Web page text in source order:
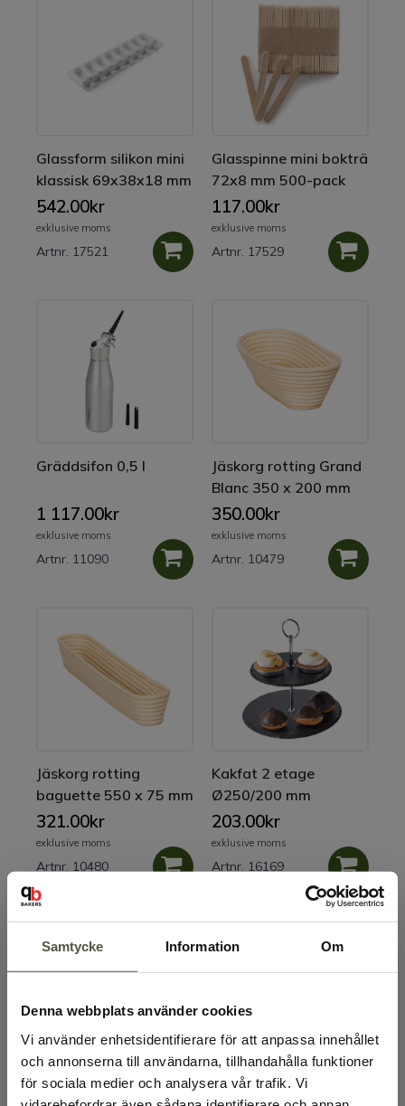
Samtycke Information Om
Denna webbplats använder cookies
Vi använder enhetsidentifierare för att anpassa innehållet
och annonserna till användarna, tillhandahålla funktioner
för sociala medier och analysera vår trafik. Vi
Glassform silikon mini
klassisk 69x38x18 mm
2-pack
542.00kr
exklusive moms
Artnr. 17521
Glasspinne mini bokträ
72x8 mm 500-pack
117.00kr
exklusive moms
Artnr. 17529
Gräddsifon 0,5 l
1 117.00kr
exklusive moms
Artnr. 11090
Jäskorg rotting Grand
Blanc 350 x 200 mm
350.00kr
exklusive moms
Artnr. 10479
Jäskorg rotting
baguette 550 x 75 mm
321.00kr
exklusive moms
Artnr. 10480
Kakfat 2 etage
Ø250/200 mm
203.00kr
exklusive moms
Artnr. 16169
Kakfat plexi blå 3
etage Ø240/300/350
Silipatmatta 530 x
325 mm